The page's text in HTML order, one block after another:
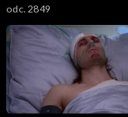
odc. 2849